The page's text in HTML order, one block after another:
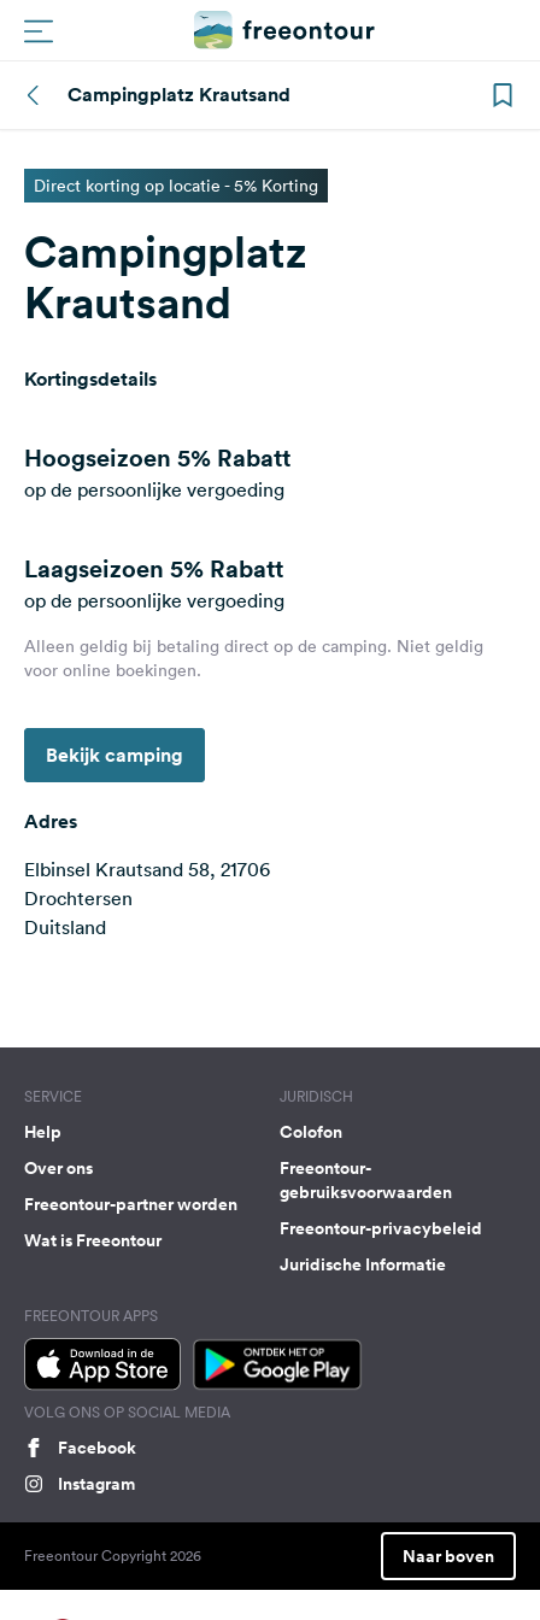
Routes
Campings
Magazine
Partners
Registreren
Nieuwsbrief
Feedback
Taal:
Nederlands
ons
op
social
Instagram
Campingplatz Krautsand
Direct korting op locatie - 5% Korting
Campingplatz
Krautsand
Kortingsdetails
Hoogseizoen 5% Rabatt
op de persoonlijke vergoeding
Laagseizoen 5% Rabatt
op de persoonlijke vergoeding
Alleen geldig bij betaling direct op de camping. Niet geldig
voor online boekingen.
Bekijk camping
Adres
Elbinsel Krautsand 58, 21706
Drochtersen
Duitsland
SERVICE
Help
Over ons
Freeontour-partner worden
Wat is Freeontour
JURIDISCH
Colofon
Freeontour-
gebruiksvoorwaarden
Freeontour-privacybeleid
Juridische Informatie
FREEONTOUR APPS
VOLG ONS OP SOCIAL MEDIA
Facebook
Instagram
Freeontour Copyright 2026 Naar boven